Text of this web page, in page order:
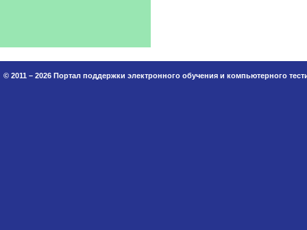
© 2011 – 2026 Портал поддержки электронного обучения и компьютерного